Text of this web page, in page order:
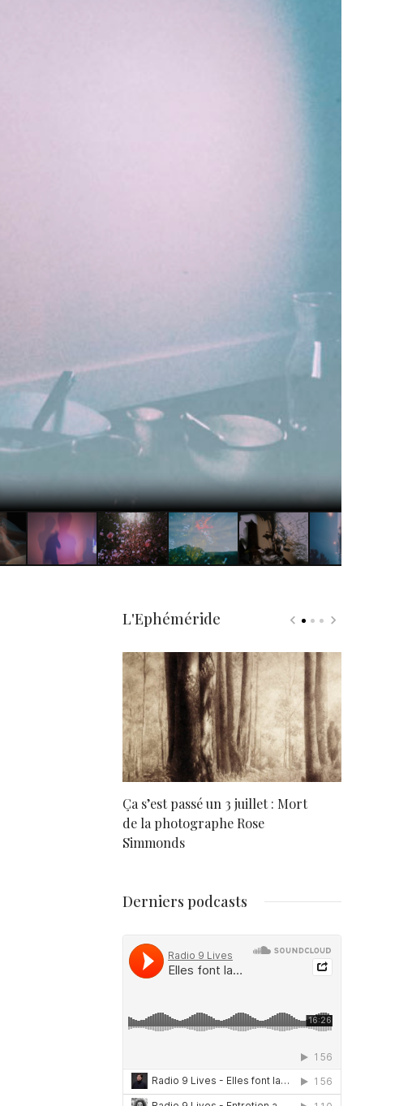
L'Ephéméride
Ça s’est passé un 3 juillet : Mort
de la photographe Rose
Simmonds
Derniers podcasts